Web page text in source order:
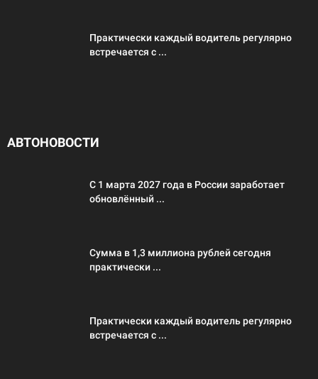
Практически каждый водитель регулярно
встречается с ...
АВТОНОВОСТИ
С 1 марта 2027 года в России заработает
обновлённый ...
Сумма в 1,3 миллиона рублей сегодня
практически ...
Практически каждый водитель регулярно
встречается с ...